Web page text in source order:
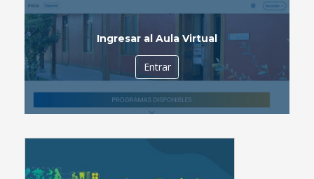
Ingresar al Aula Virtual
Entrar